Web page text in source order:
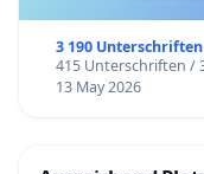
3 190 Unterschriften
415 Unterschriften /
13 May 2026